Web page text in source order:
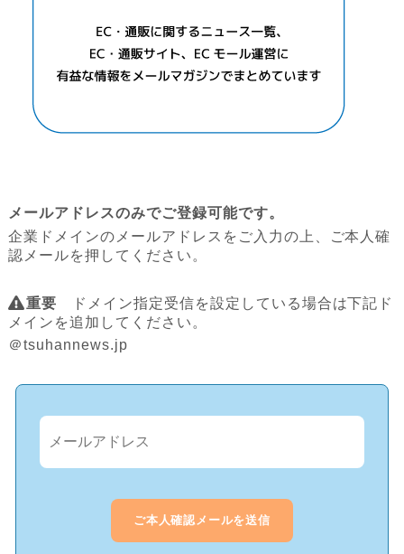
メールアドレスのみでご登録可能です。
企業ドメインのメールアドレスをご入力の上、ご本人確
認メールを押してください。
重要 ドメイン指定受信を設定している場合は下記ド
メインを追加してください。
＠tsuhannews.jp